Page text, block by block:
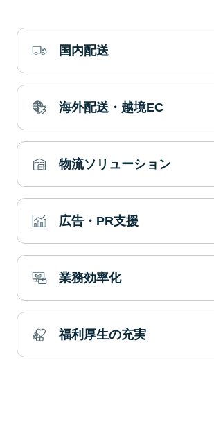
国内配送
海外配送・越境EC
物流ソリューション
広告・PR支援
業務効率化
福利厚生の充実